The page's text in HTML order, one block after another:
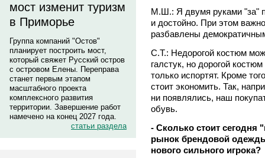
мост изменит туризм
в Приморье
Группа компаний "Остов"
планирует построить мост,
который свяжет Русский остров
с островом Елены. Переправа
станет первым этапом
масштабного проекта
комплексного развития
территории. Завершение работ
намечено на конец 2027 года.
статьи раздела
М.Ш.: Я двумя руками "за"
и достойно. При этом
разбавлены
С.Т.: Недорогой костюм
галстук, но дорогой
только испортят. Кроме
стоит экономить. Так,
ни появлялись, наш
обувь.
- Сколько стоит сегодня
рынок брендовой
нового сильного игрока?